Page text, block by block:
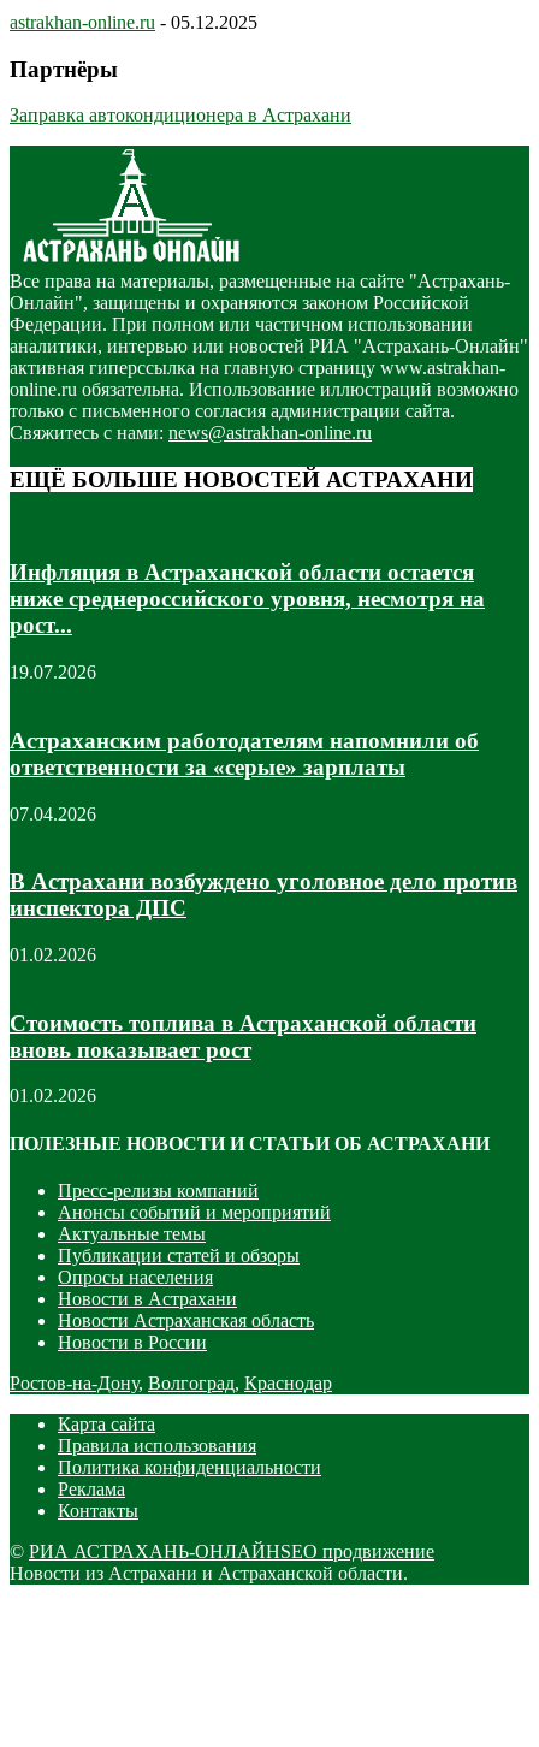
astrakhan-online.ru - 05.12.2025
Партнёры
Заправка автокондиционера в Астрахани
Все права на материалы, размещенные на сайте "Астрахань-
Онлайн", защищены и охраняются законом Российской
Федерации. При полном или частичном использовании
аналитики, интервью или новостей РИА "Астрахань-Онлайн"
активная гиперссылка на главную страницу www.astrakhan-
online.ru обязательна. Использование иллюстраций возможно
только с письменного согласия администрации сайта.
Свяжитесь с нами: news@astrakhan-online.ru
ЕЩЁ БОЛЬШЕ НОВОСТЕЙ АСТРАХАНИ
Инфляция в Астраханской области остается
ниже среднероссийского уровня, несмотря на
рост...
19.07.2026
Астраханским работодателям напомнили об
ответственности за «серые» зарплаты
07.04.2026
В Астрахани возбуждено уголовное дело против
инспектора ДПС
01.02.2026
Стоимость топлива в Астраханской области
вновь показывает рост
01.02.2026
ПОЛЕЗНЫЕ НОВОСТИ И СТАТЬИ ОБ АСТРАХАНИ
Пресс-релизы компаний
Анонсы событий и мероприятий
Актуальные темы
Публикации статей и обзоры
Опросы населения
Новости в Астрахани
Новости Астраханская область
Новости в России
Ростов-на-Дону, Волгоград, Краснодар
Карта сайта
Правила использования
Политика конфиденциальности
Реклама
Контакты
© РИА АСТРАХАНЬ-ОНЛАЙНSEO продвижение
Новости из Астрахани и Астраханской области.